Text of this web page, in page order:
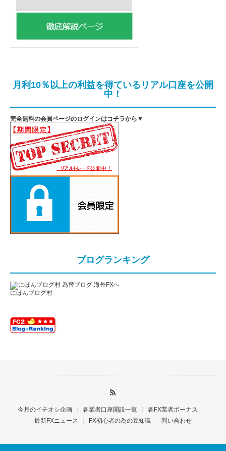
月利10％以上の利益を得ているリアル口座を公開
中！
完全無料の会員ページのログインはコチラから▼
ブログランキング
にほんブログ村
今月のイチオシ企画 各業者口座開設一覧
各FX業者ボーナス
最新FXニュース
FX初心者の為の豆知識 問い合わせ